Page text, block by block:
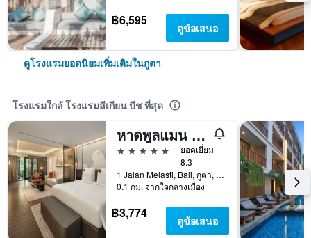
฿6,595 ดูข้อเสนอ
ดูโรงแรมยอดนิยมเพิ่มเติมในกูตา
โรงแรมใกล้ โรงแรมลีเกียน บีช ที่สุด
หาดพูลแมน บาหลี เลอเกียน
5 ดาว
ยอดเยี่ยม
8.3
1 Jalan Melasti, Bali, กูตา, อินโดนีเซีย
0.1 กม. จากใจกลางเมือง
฿3,774 ดูข้อเสนอ